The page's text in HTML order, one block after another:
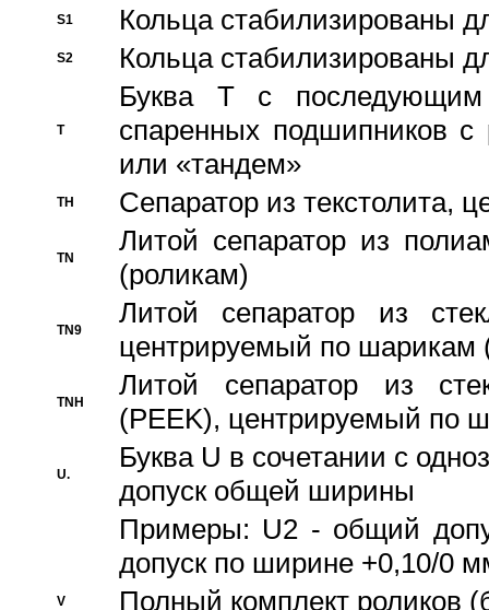
S1 Кольца стабилизированы
S2 Кольца стабилизированы
T
Буква T с
спаренных подшипников
или «тандем»
TH Сепаратор из текстолита,
TN
Литой сепаратор из
(роликам)
TN9
Литой сепаратор из
центрируемый по шарикам
TNH
Литой сепаратор из
(PEEK), центрируемый по
U.
Буква U в сочетании с
допуск общей ширины
Примеры: U2 - общий
допуск по ширине +0,10/0
V Полный комплект роликов